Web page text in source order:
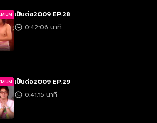
เป็นต่อ2009 EP.28
0:42:06 นาที
เป็นต่อ2009 EP.29
0:41:15 นาที